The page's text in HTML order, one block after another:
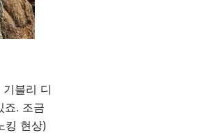
블리 디
죠. 조금
킹 현상)